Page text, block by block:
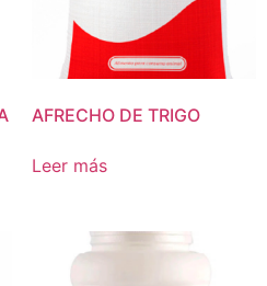
AFRECHO DE TRIGO
Leer más